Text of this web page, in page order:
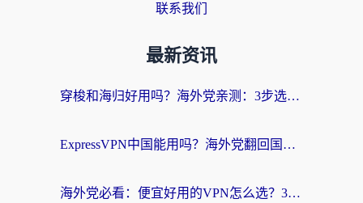
联系我们
最新资讯
穿梭和海归好用吗？海外党亲测：3步选对回国加速器，无缝刷国内剧玩手游
ExpressVPN中国能用吗？海外党翻回国内的加速器选择指南（附番茄加速器实测）
海外党必看：便宜好用的VPN怎么选？3步解决回国访问难题+Steam改区技巧